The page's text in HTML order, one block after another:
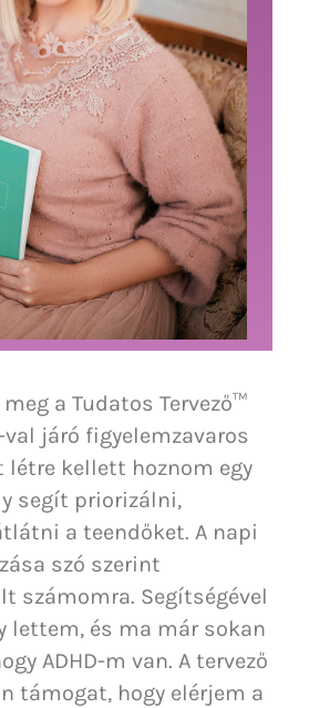
a Tudatos Tervező™
val járó figyelemzavaros
kellett hoznom egy
segít priorizálni,
a teendőket. A napi
szó szerint
számomra. Segítségével
lettem, és ma már sokan
ADHD-m van. A tervező
támogat, hogy elérjem a